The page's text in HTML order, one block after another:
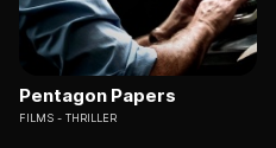
Pentagon Papers
FILMS THRILLER